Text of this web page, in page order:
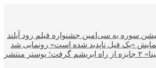
«یک فیل ناپدید شده است» رونمایی شد
فیلم کوتاه «مینا» ۲ جایزه از راه ابریشم گرفت؛ پوستر منتشر